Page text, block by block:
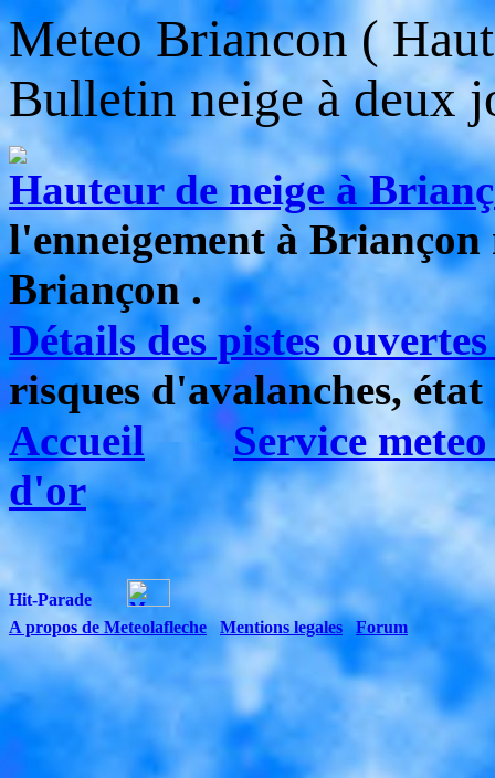
Meteo Briancon (
Bulletin neige à deux
Hauteur de neige à
l'enneigement à Briançon
Briançon .
Détails des pistes
risques d'avalanches, état
Accueil
Service
d'or
A propos de Meteolafleche Mentions legales Forum